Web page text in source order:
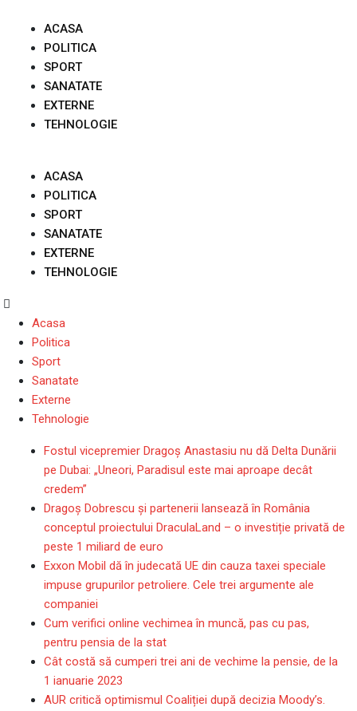
content
ACASA
POLITICA
SPORT
SANATATE
EXTERNE
TEHNOLOGIE
ACASA
POLITICA
SPORT
SANATATE
EXTERNE
TEHNOLOGIE
Acasa
Politica
Sport
Sanatate
Externe
Tehnologie
Fostul vicepremier Dragoș Anastasiu nu dă Delta Dunării
pe Dubai: „Uneori, Paradisul este mai aproape decât
credem”
Dragoş Dobrescu şi partenerii lansează în România
conceptul proiectului DraculaLand – o investiție privată de
peste 1 miliard de euro
Exxon Mobil dă în judecată UE din cauza taxei speciale
impuse grupurilor petroliere. Cele trei argumente ale
companiei
Cum verifici online vechimea în muncă, pas cu pas,
pentru pensia de la stat
Cât costă să cumperi trei ani de vechime la pensie, de la
1 ianuarie 2023
AUR critică optimismul Coaliției după decizia Moody’s.